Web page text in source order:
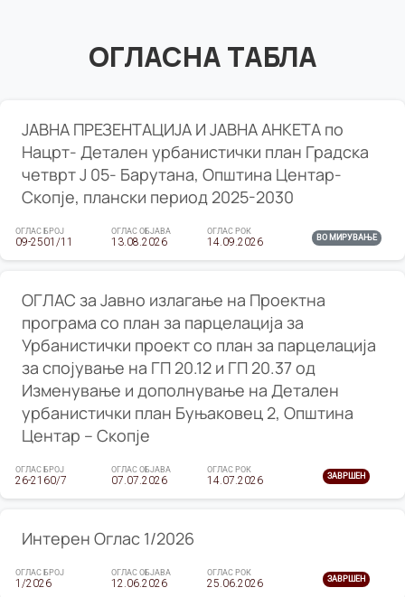
ОГЛАСНА ТАБЛА
ЈАВНА ПРЕЗЕНТАЦИЈА И ЈАВНА АНКЕТА по
Нацрт- Детален урбанистички план Градска
четврт Ј 05- Барутана, Општина Центар-
Скопје, плански период 2025-2030
ОГЛАС БРОЈ
09-2501/11
ОГЛАС ОБЈАВА
13.08.2026
ОГЛАС РОК
14.09.2026 ВО МИРУВАЊЕ
ОГЛАС за Јавно излагање на Проектна
програма со план за парцелација за
Урбанистички проект со план за парцелација
за спојување на ГП 20.12 и ГП 20.37 од
Изменување и дополнување на Детален
урбанистички план Буњаковец 2, Општина
Центар – Скопје
ОГЛАС БРОЈ
26-2160/7
ОГЛАС ОБЈАВА
07.07.2026
ОГЛАС РОК
14.07.2026 ЗАВРШЕН
Интерен Оглас 1/2026
ОГЛАС БРОЈ
1/2026
ОГЛАС ОБЈАВА
12.06.2026
ОГЛАС РОК
25.06.2026 ЗАВРШЕН